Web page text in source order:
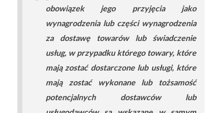
obowiązek jego przyjęcia jako
wynagrodzenia lub części wynagrodzenia
za dostawę towarów lub świadczenie
usług, w przypadku którego towary, które
mają zostać dostarczone lub usługi, które
mają zostać wykonane lub tożsamość
potencjalnych dostawców lub